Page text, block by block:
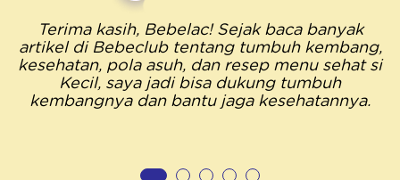
Terima kasih, Bebelac! Sejak baca banyak
artikel di Bebeclub tentang tumbuh kembang,
kesehatan, pola asuh, dan resep menu sehat si
Kecil, saya jadi bisa dukung tumbuh
kembangnya dan bantu jaga kesehatannya.